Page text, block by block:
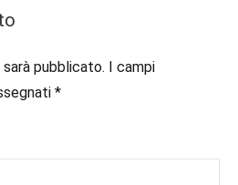
pubblicato. I campi
*